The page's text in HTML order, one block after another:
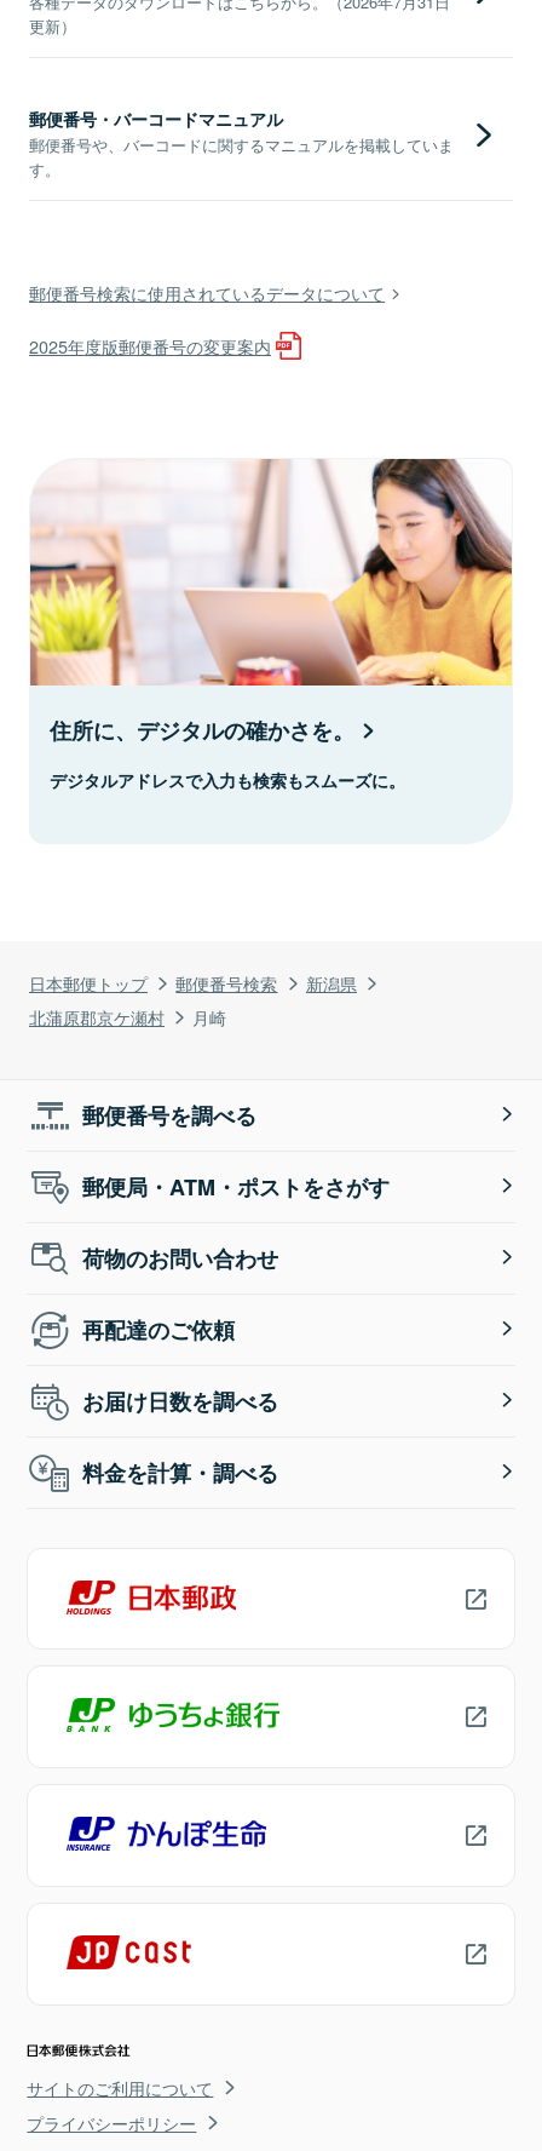
日本郵便トップ 郵便番号検索
新潟県
北蒲原郡京ケ瀬村
月崎
更新）
郵便番号・バーコードマニュアル
郵便番号や、バーコードに関するマニュアルを掲載していま
す。
郵便番号検索に使用されているデータについて
2025年度版郵便番号の変更案内
住所に、デジタルの確かさを。
デジタルアドレスで入力も検索もスムーズに。
郵便番号を調べる
郵便局・ATM・ポストをさがす
荷物のお問い合わせ
再配達のご依頼
お届け日数を調べる
料金を計算・調べる
サイトのご利用について
プライバシーポリシー